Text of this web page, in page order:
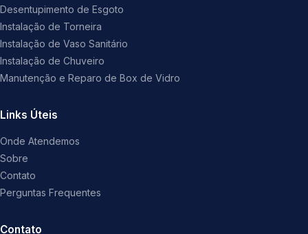
Desentupimento de Esgoto
Instalação de Torneira
Instalação de Vaso Sanitário
Instalação de Chuveiro
Manutenção e Reparo de Box de Vidro
Links Úteis
Onde Atendemos
Sobre
Contato
Perguntas Frequentes
Contato